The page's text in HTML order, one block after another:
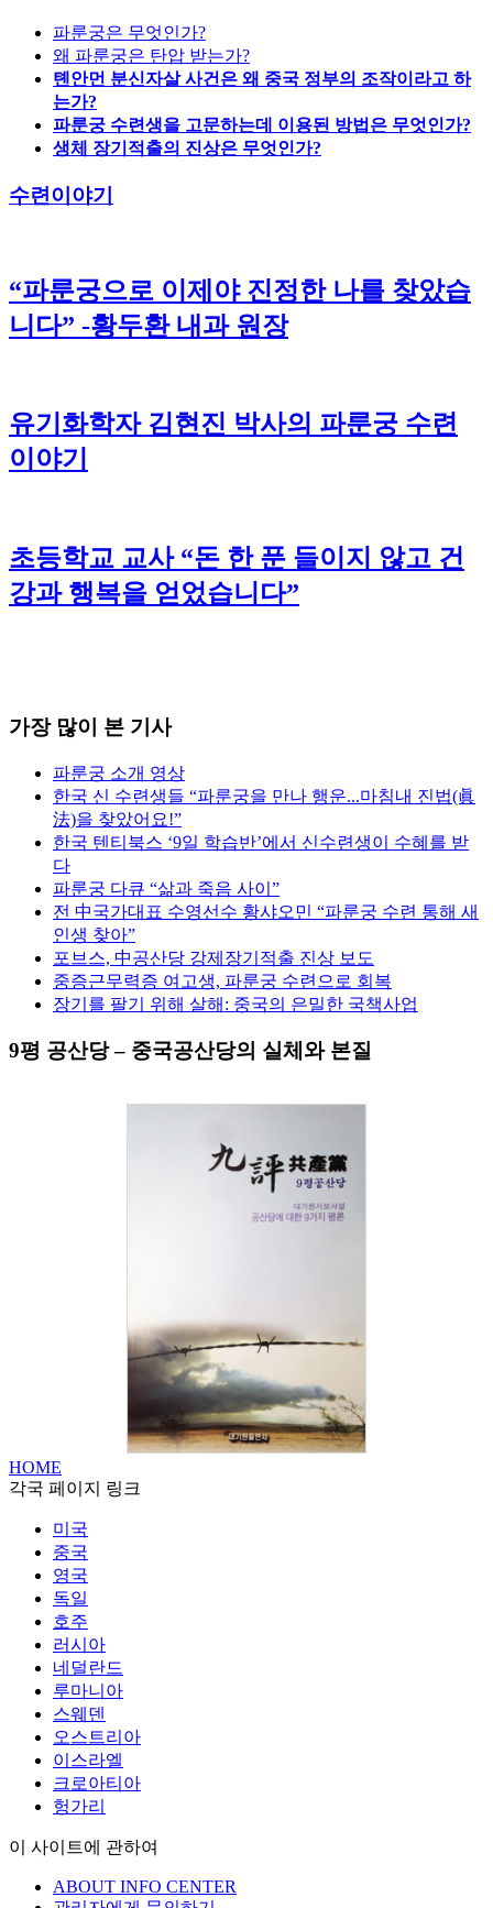
파룬궁은 무엇인가?
왜 파룬궁은 탄압 받는가?
톈안먼 분신자살 사건은 왜 중국 정부의 조작이라고 하
는가?
파룬궁 수련생을 고문하는데 이용된 방법은 무엇인가?
생체 장기적출의 진상은 무엇인가?
수련이야기
“파룬궁으로 이제야 진정한 나를 찾았습
니다” -황두환 내과 원장
유기화학자 김현진 박사의 파룬궁 수련
이야기
초등학교 교사 “돈 한 푼 들이지 않고 건
강과 행복을 얻었습니다”
가장 많이 본 기사
파룬궁 소개 영상
한국 신 수련생들 “파룬궁을 만나 행운...마침내 진법(眞
法)을 찾았어요!”
한국 텐티북스 ‘9일 학습반’에서 신수련생이 수혜를 받
다
파룬궁 다큐 “삶과 죽음 사이”
전 中국가대표 수영선수 황샤오민 “파룬궁 수련 통해 새
인생 찾아”
포브스, 中공산당 강제장기적출 진상 보도
중증근무력증 여고생, 파룬궁 수련으로 회복
장기를 팔기 위해 살해: 중국의 은밀한 국책사업
9평 공산당 – 중국공산당의 실체와 본질
HOME
각국 페이지 링크
미국
중국
영국
독일
호주
러시아
네덜란드
루마니아
스웨덴
오스트리아
이스라엘
크로아티아
헝가리
이 사이트에 관하여
ABOUT INFO CENTER